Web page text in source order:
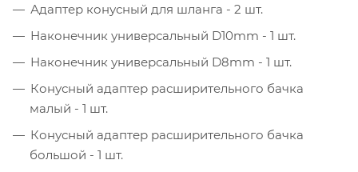
Адаптер конусный для шланга - 2 шт.
Наконечник универсальный D10mm - 1 шт.
Наконечник универсальный D8mm - 1 шт.
Конусный адаптер расширительного бачка
малый - 1 шт.
Конусный адаптер расширительного бачка
большой - 1 шт.